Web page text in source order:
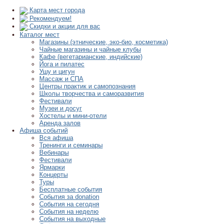
Карта мест города
Рекомендуем!
Скидки и акции для вас
Каталог мест
Магазины (этнические, эко-био, косметика)
Чайные магазины и чайные клубы
Кафе (вегетарианские, индийские)
Йога и пилатес
Ушу и цигун
Массаж и СПА
Центры практик и самопознания
Школы творчества и саморазвития
Фестивали
Музеи и досуг
Хостелы и мини-отели
Аренда залов
Афиша событий
Вся афиша
Тренинги и семинары
Вебинары
Фестивали
Ярмарки
Концерты
Туры
Бесплатные события
События за donation
События на сегодня
События на неделю
События на выходные